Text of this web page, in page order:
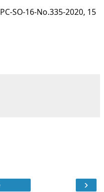
SO-16-No.335-2020, 15
›